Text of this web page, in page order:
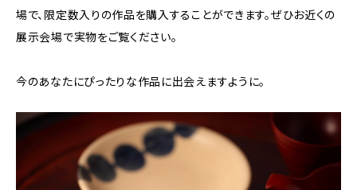
場で、限定数入りの作品を購入することができます。ぜひお近くの
展示会場で実物をご覧ください。
今のあなたにぴったりな作品に出会えますように。